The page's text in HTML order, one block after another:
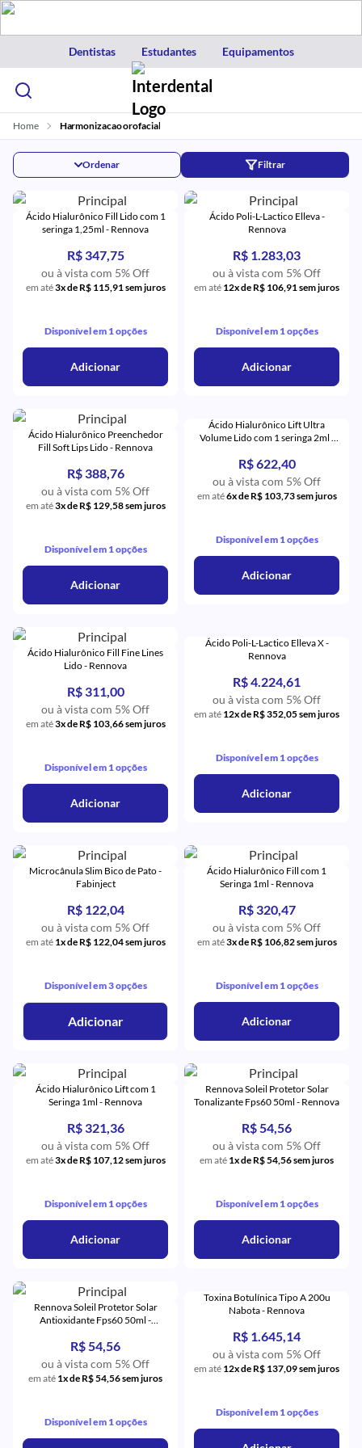
Dentistas Estudantes Equipamentos
Home Harmonizacao orofacial
Filtrar
Ordenar
Ácido Hialurônico Fill Lido com 1
seringa 1,25ml - Rennova
R$ 347,75
ou à vista com 5% Off
em até3x de R$ 115,91 sem juros
Disponível em 1 opções
Adicionar
Ácido Poli-L-Lactico Elleva -
Rennova
R$ 1.283,03
ou à vista com 5% Off
em até 12x de R$ 106,91 sem juros
Disponível em 1 opções
Adicionar
Ácido Hialurônico Preenchedor
Fill Soft Lips Lido - Rennova
R$ 388,76
ou à vista com 5% Off
em até3x de R$ 129,58 sem juros
Disponível em 1 opções
Adicionar
Ácido Hialurônico Lift Ultra
Volume Lido com 1 seringa 2ml -
R$ 622,40
ou à vista com 5% Off
em até6x de R$ 103,73 sem juros
Disponível em 1 opções
Adicionar
Ácido Hialurônico Fill Fine Lines
Lido - Rennova
R$ 311,00
ou à vista com 5% Off
em até3x de R$ 103,66 sem juros
Disponível em 1 opções
Adicionar
Ácido Poli-L-Lactico Elleva X -
Rennova
R$ 4.224,61
ou à vista com 5% Off
em até 12x de R$ 352,05 sem juros
Disponível em 1 opções
Adicionar
Microcânula Slim Bico de Pato -
Fabinject
R$ 122,04
ou à vista com 5% Off
em até 1x de R$ 122,04 sem juros
Disponível em 3 opções
Adicionar
Ácido Hialurônico Fill com 1
Seringa 1ml - Rennova
R$ 320,47
ou à vista com 5% Off
em até3x de R$ 106,82 sem juros
Disponível em 1 opções
Adicionar
Ácido Hialurônico Lift com 1
Seringa 1ml - Rennova
R$ 321,36
ou à vista com 5% Off
em até3x de R$ 107,12 sem juros
Disponível em 1 opções
Adicionar
Rennova Soleil Protetor Solar
Tonalizante Fps60 50ml - Rennova
R$ 54,56
ou à vista com 5% Off
em até 1x de R$ 54,56 sem juros
Disponível em 1 opções
Adicionar
Rennova Soleil Protetor Solar
Antioxidante Fps60 50ml -
R$ 54,56
ou à vista com 5% Off
em até 1x de R$ 54,56 sem juros
Disponível em 1 opções
Toxina Botulínica Tipo A 200u
Nabota - Rennova
R$ 1.645,14
ou à vista com 5% Off
em até 12x de R$ 137,09 sem juros
Disponível em 1 opções